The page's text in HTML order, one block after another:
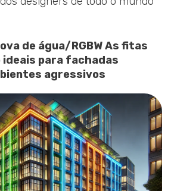
de água/RGBWAs fitas
ideais para fachadas
agressivos